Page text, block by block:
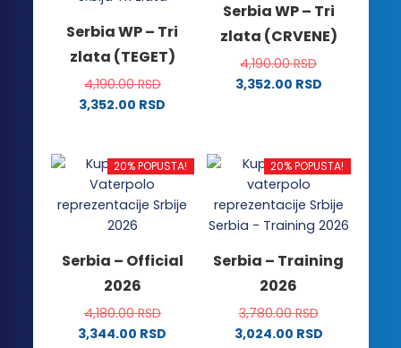
Serbia WP – Tri
zlata (TEGET)
4,190.00RSD
3,352.00 RSD
ima
više
varijanti.
Opcije
biti
izabrane
na
stranici
Serbia WP – Tri
zlata (CRVENE)
4,190.00RSD
3,352.00 RSD
više
varijanti.
Opcije
mogu
izabrane
na
stranici
proizvoda.
20% POPUSTA!
Serbia – Official
2026
4,180.00RSD
3,344.00 RSD
20% POPUSTA!
Serbia – Training
2026
3,780.00RSD
3,024.00 RSD